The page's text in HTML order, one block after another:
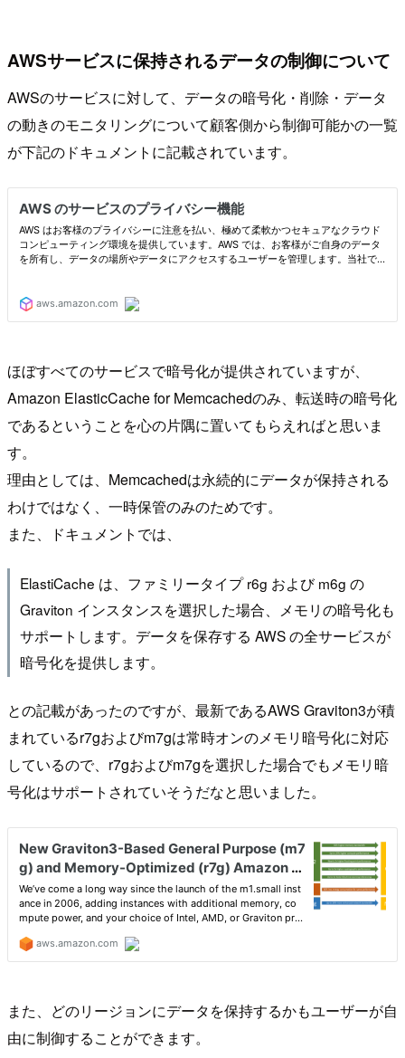
AWSサービスに保持されるデータの制御について
AWSのサービスに対して、データの暗号化・削除・データ
の動きのモニタリングについて顧客側から制御可能かの一覧
が下記のドキュメントに記載されています。
ほぼすべてのサービスで暗号化が提供されていますが、
Amazon ElasticCache for Memcachedのみ、転送時の暗号化
であるということを心の片隅に置いてもらえればと思いま
す。
理由としては、Memcachedは永続的にデータが保持される
わけではなく、一時保管のみのためです。
また、ドキュメントでは、
ElastiCache は、ファミリータイプ r6g および m6g の
Graviton インスタンスを選択した場合、メモリの暗号化も
サポートします。データを保存する AWS の全サービスが
暗号化を提供します。
との記載があったのですが、最新であるAWS Graviton3が積
まれているr7gおよびm7gは常時オンのメモリ暗号化に対応
しているので、r7gおよびm7gを選択した場合でもメモリ暗
号化はサポートされていそうだなと思いました。
また、どのリージョンにデータを保持するかもユーザーが自
由に制御することができます。